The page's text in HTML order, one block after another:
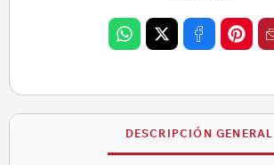
DESCRIPCIÓN GENERAL